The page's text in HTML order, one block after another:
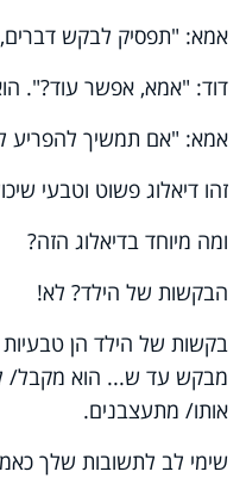
אמא: "תפסיק לבקש
דוד: "אמא, אפשר עוד?".
אמא: "אם תמשיך להפריע
זהו דיאלוג פשוט וטבעי
ומה מיוחד בדיאלוג הזה?
הבקשות של הילד? לא!
בקשות של הילד הן טבעיות
מבקש עד ש... הוא מקבל/
אותו/ מתעצבנים.
שימי לב לתשובות שלך